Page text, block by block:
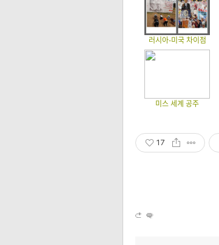
러시아-미국 차이점
미스 세계 공주
17